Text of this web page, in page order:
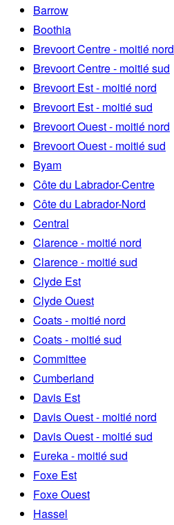
Barrow
Boothia
Brevoort Centre - moitié nord
Brevoort Centre - moitié sud
Brevoort Est - moitié nord
Brevoort Est - moitié sud
Brevoort Ouest - moitié nord
Brevoort Ouest - moitié sud
Byam
Côte du Labrador-Centre
Côte du Labrador-Nord
Central
Clarence - moitié nord
Clarence - moitié sud
Clyde Est
Clyde Ouest
Coats - moitié nord
Coats - moitié sud
Committee
Cumberland
Davis Est
Davis Ouest - moitié nord
Davis Ouest - moitié sud
Eureka - moitié sud
Foxe Est
Foxe Ouest
Hassel